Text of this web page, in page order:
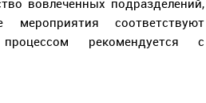
вовлеченных подразделений,
мероприятия соответствуют
рекомендуется с